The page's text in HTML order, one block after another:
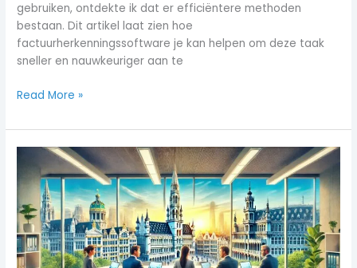
gebruiken, ontdekte ik dat er efficiëntere methoden
bestaan. Dit artikel laat zien hoe
factuurherkenningssoftware je kan helpen om deze taak
sneller en nauwkeuriger aan te
Read More »
Jouw
Ideale
Gratis
Facturatie
Software
in